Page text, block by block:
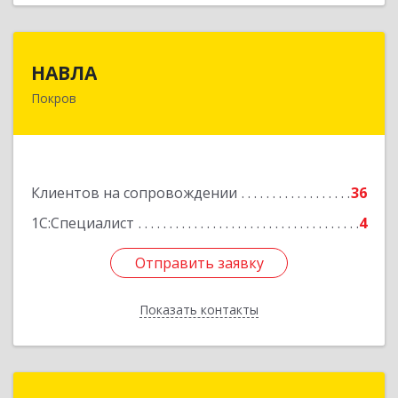
НАВЛА
Покров
Клиентов на сопровождении
36
1С:Специалист
4
Отправить заявку
Показать контакты
601120, Владимирская обл, Петушинский р-н,
Отправить заявку
Назад